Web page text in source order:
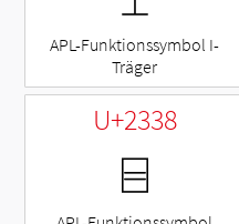
APL-Funktionssymbol I-
Träger
U+2338
⌸